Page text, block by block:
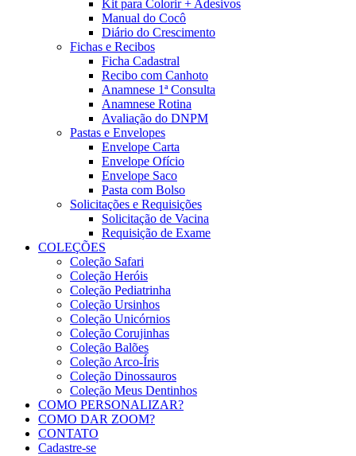
Kit para Colorir + Adesivos
Manual do Cocô
Diário do Crescimento
Fichas e Recibos
Ficha Cadastral
Recibo com Canhoto
Anamnese 1ª Consulta
Anamnese Rotina
Avaliação do DNPM
Pastas e Envelopes
Envelope Carta
Envelope Ofício
Envelope Saco
Pasta com Bolso
Solicitações e Requisições
Solicitação de Vacina
Requisição de Exame
COLEÇÕES
Coleção Safari
Coleção Heróis
Coleção Pediatrinha
Coleção Ursinhos
Coleção Unicórnios
Coleção Corujinhas
Coleção Balões
Coleção Arco-Íris
Coleção Dinossauros
Coleção Meus Dentinhos
COMO PERSONALIZAR?
COMO DAR ZOOM?
CONTATO
Cadastre-se